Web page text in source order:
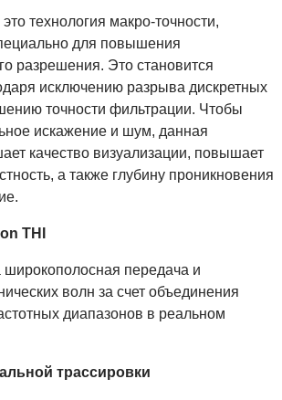
технология макро-точности,
для повышения
разрешения. Это становится
исключению разрыва дискретных
точности фильтрации. Чтобы
искажение и шум, данная
качество визуализации, повышает
а также глубину проникновения
THI
передача и
волн за счет объединения
диапазонов в реальном
трассировки